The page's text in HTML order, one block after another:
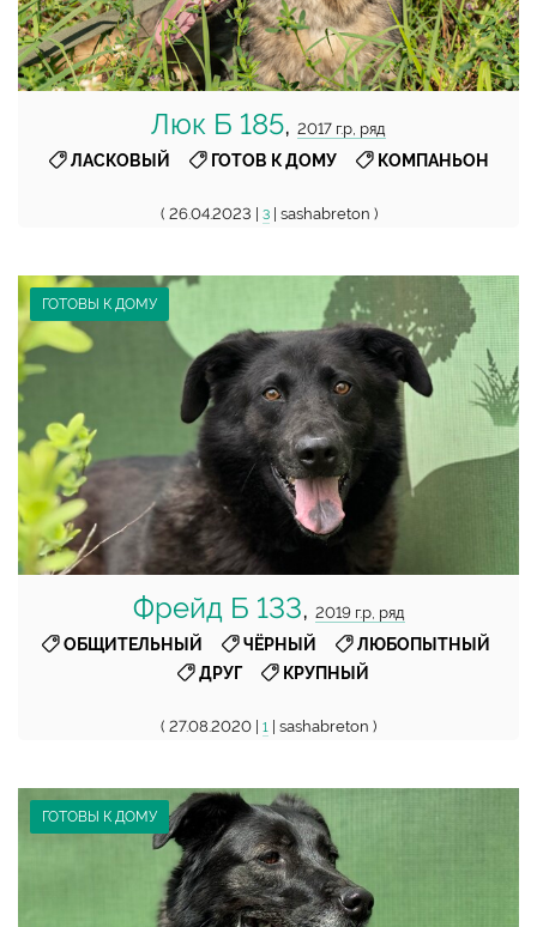
Люк Б 185, 2017 г.р, ряд
ЛАСКОВЫЙ
ГОТОВ К ДОМУ, КОМПАНЬОН
( 26.04.2023 | 3| sashabreton )
ГОТОВЫ К ДОМУ
Фрейд Б 133, 2019 г.р, ряд
ОБЩИТЕЛЬНЫЙ
ЧЁРНЫЙ ЛЮБОПЫТНЫЙ
ДРУГ, КРУПНЫЙ
( 27.08.2020 | 1 | sashabreton )
ГОТОВЫ К ДОМУ